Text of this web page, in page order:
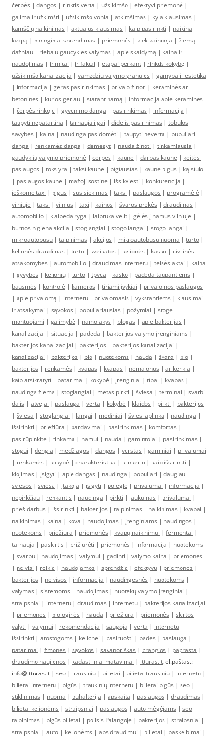
čerpės | dangos | rinktis verta | užsikimšo | efektyvi priemonė |
galima ir užkimšti | užsikimšo vonia | atkimšimas | kyla klausimas |
kamščių naikinimas | aktualus klausimas | kaip pasirinkti | naikina
kvapą | biologiniai sprendimas | priemonės | kiek kainuoja | žiemą
dažniau | riebalu gaudykles valymas | apie skaidymą | kaina ir
naudojimas | ir mitai | ir faktai | etapai perkant | rinktis kokybę |
užsikimšo kanalizacija | vamzdziu valymo granules | gamyba ir estetika
| informacija | geras pasirinkimas | privalo žinoti | keraminės ar
betoninės | kurios geriau | statant namą | informacija apie keramines
| čerpės rinkoje | gyvenimo danga | pasirinkimas | informacija |
taupyti nepatartina | tarnauja ilgai | didelis pasirinimas | tobulos
savybės | kaina | naudinga pasidomėti | taupyti neverta | pupuliari
danga | renkamės dangą | dėmesys | nauda žinoti | tinkamiausia |
gaudyklių valymo priemonė | cerpes | kaune | darbas kaune | keitėsi
paslaugos | toks yra | taksi kaune | pigiausias | kaune pigus | ką siūlo
| paslaugos kaune | mažoji sostinė | išsikviesti | konkurencija |
ieškome taxi | pigus | susisiekimas | taksi | paslaugos | programėlė |
vilniuje | taksi | vilnius | taxi | kainos | švaros prekės | draudimas |
automobilio | klaipeda ryga | laiptukalve.lt | gėlės į namus vilniuje |
burnos higiena akcija | stoglangiai | stogo langai | stogo langai |
mikroautobusu | talpinimas | akcijos | mikroautobusu nuoma | turto |
kelionės draudimas | turto | sveikatos | kelionės | kasko | civilinės
atsakomybės | automobilio | draudimas internetu | teisės aktai | kaina
| gyvybės | kelionių | turto | tpvca | kasko | padeda taupantiems |
bausmės | kontrolė | kameros | tiriami įvykiai | privalomos paslaugos
| apie privalomą | internetu | privalomasis | vykstantiems | klausimai
ir atsakymai | sąvokos | populiariausias | požymiai | stoge
montuojami | galimybė | namo akys | blogas | apie bakterijas |
kanalizacijai | situacija | padeda | bakterijos valymo įrenginiams |
bakterijos kanalizacijai | bakterijos | bakterijos kanalizacijai |
kanalizacijai | bakterijos | bio | nuotekoms | nauda | švara | bio |
bakterijos | renkamės | kvapas | kvapas | nemalonus | ar kenkia |
kaip atsikratyti | patarimai | kokybė | įrenginiai | tipai | kvapas |
naudinga žiemą | stoglangiai | metas pirkti | šviesa | terminai | svarbi
dalis | atvejai | paslauga | verta | kokybė | klaidos | pirkti | bakterijos
| šviesa | stoglangiai | langai | mediniai | šviesi aplinka | naudinga |
išsirinkti | priežiūra | pardavimai | pasirinkimas | komfortas |
pasirūpinkite | tinkama | namui | nauda | gamintojai | pasirinkimas |
stogui | dengia | medžiagos | dangos | verstas | gaminiai | privalumai
| renkamės | kokybė | charakteristika | klinkerio | kaip išsirinkti |
klojimas | įsigyti | apie dangas | naudinga | populiari | daugiau
šviesos | šviesa | įtakoja | įsigyti | po egle | privalumai | informacija |
nepirkčiau | renkantis | naudinga | pirkti | jaukumas | privalumai |
prieš darbus | išsirinkti | bakterijos | talpinimas | naikinimas | kvapai |
naikinimas | kaina | kova | naudojimas | įrenginiams | naudingos |
nuotekoms | priežiūra | priemonės | kvapų naikinimui | fermentai |
tarnauja | paskirtis | prižiūrėti | priemonės | informacija | nuotekoms
| svarbu | naudojimas | valymui | gadinti | valymo kaina | priemonės
| ne visi | reikia | naudojamos | sprendžia | efektyvu | priemonės |
bakterijos | ne visos | informacija | naudingesnės | nuotekoms |
valymas | sistemoms | naudojimas | nuotekų valymo įrenginiai |
straipsniai | internetu | draudimas | internetu | bakterijos kanalizacijai
| priemones | biologinės | nauda | priežiūra | priemonės | skirtos
valyti | valymui | rekomendacija | saugoja | verta | internetu |
išsirinkti | atostogoms | kelionei | pasiruošti | padės | paslauga |
patarimai | žmonės | sąvokos | savanoriškas | brangios | paprasta |
draudimo naujienos | kadastriniai matavimai | itturas.lt. el.paštas.:
info@itturas.lt | seo | traukiniu | bilietai | bilietai traukiniu | internetu |
bilietai internetu | pigūs | traukinių internetu | bilietai pigūs | seo |
stiklinimas | nuoma | buhalterija | apskaita | paslaugos | draudimas |
bilietai kelionėms | straipsniai | paslaugos | auto mėgėjams | seo
talpinimas | pigūs bilietai | poilsis Palangoje | bakterijos | straipsniai |
straipsniai | auto | kelionėms | apsidraudimui | bilietai | paskelbimai |